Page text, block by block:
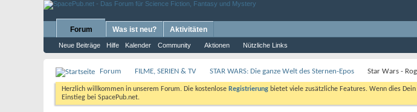
Forum
Neue Beiträge Hilfe Kalender Community Aktionen Nützliche Links
Was ist neu? Aktivitäten
Forum FILME, SERIEN & TV STAR WARS: Die ganze Welt des Sternen-Epos Star Wars -
Herzlich willkommen in unserem Forum. Die kostenlose Registrierung bietet viele zusätzliche Features. Wenn dies
Einstieg bei SpacePub.net.